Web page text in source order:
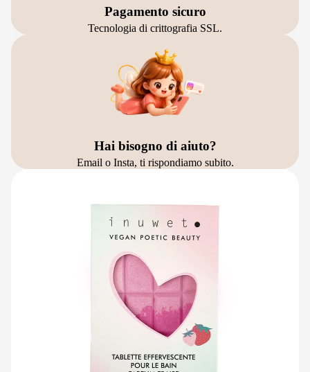
Pagamento sicuro
Tecnologia di crittografia SSL.
Hai bisogno di aiuto?
Email o Insta, ti rispondiamo subito.